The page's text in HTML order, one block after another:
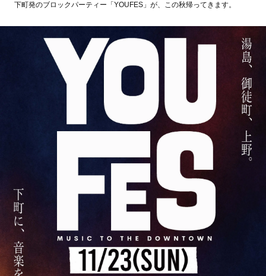
下町発のブロックパーティー「YOUFES」が、この秋帰ってきます。